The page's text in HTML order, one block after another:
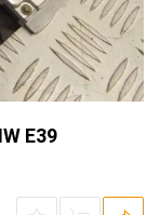
E39